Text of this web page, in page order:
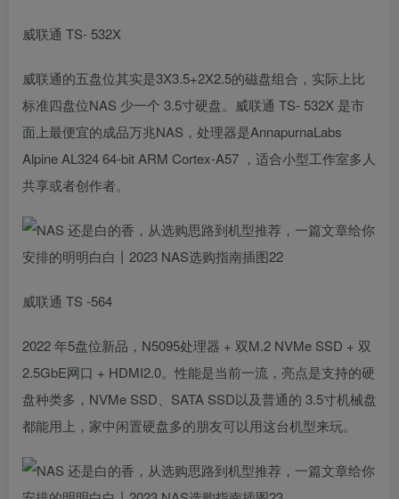
威联通 TS- 532X
威联通的五盘位其实是3X3.5+2X2.5的磁盘组合，实际上比
标准四盘位NAS 少一个 3.5寸硬盘。威联通 TS- 532X 是市
面上最便宜的成品万兆NAS，处理器是AnnapurnaLabs
Alpine AL324 64-bit ARM Cortex-A57 ，适合小型工作室多人
共享或者创作者。
威联通 TS -564
2022 年5盘位新品，N5095处理器 + 双M.2 NVMe SSD + 双
2.5GbE网口 + HDMI2.0。性能是当前一流，亮点是支持的硬
盘种类多，NVMe SSD、SATA SSD以及普通的 3.5寸机械盘
都能用上，家中闲置硬盘多的朋友可以用这台机型来玩。